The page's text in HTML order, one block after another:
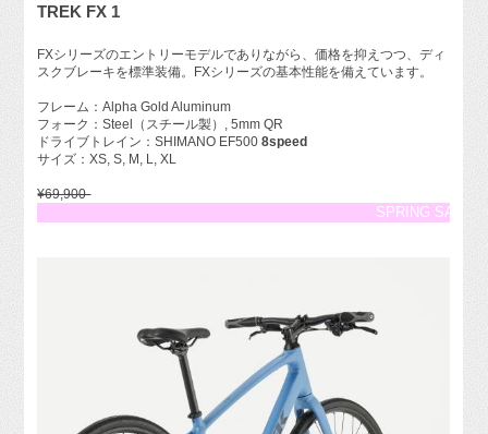
TREK FX 1
FXシリーズのエントリーモデルでありながら、価格を抑えつつ、ディ
スクブレーキを標準装備。FXシリーズの基本性能を備えています。
フレーム：Alpha Gold Aluminum
フォーク：Steel（スチール製）, 5mm QR
ドライブトレイン：SHIMANO EF5008speed
サイズ：XS, S, M, L, XL
¥69,900-
SPRING SALE 5%OFF!!